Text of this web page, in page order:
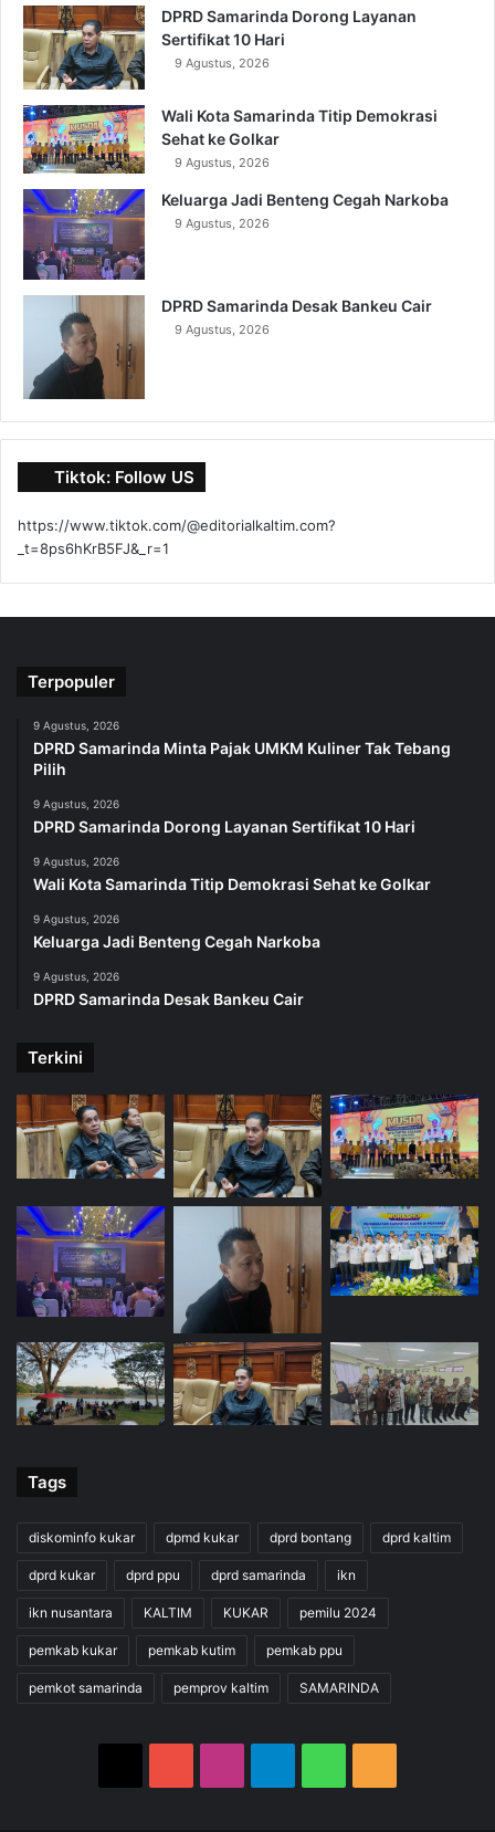
DPRD Samarinda Dorong Layanan
Sertifikat 10 Hari
9 Agustus, 2026
Wali Kota Samarinda Titip Demokrasi
Sehat ke Golkar
9 Agustus, 2026
Keluarga Jadi Benteng Cegah Narkoba
9 Agustus, 2026
DPRD Samarinda Desak Bankeu Cair
9 Agustus, 2026
Tiktok: Follow US
https://www.tiktok.com/@editorialkaltim.com?
_t=8ps6hKrB5FJ&_r=1
Terpopuler
9 Agustus, 2026
DPRD Samarinda Minta Pajak UMKM Kuliner Tak Tebang
Pilih
9 Agustus, 2026
DPRD Samarinda Dorong Layanan Sertifikat 10 Hari
9 Agustus, 2026
Wali Kota Samarinda Titip Demokrasi Sehat ke Golkar
9 Agustus, 2026
Keluarga Jadi Benteng Cegah Narkoba
9 Agustus, 2026
DPRD Samarinda Desak Bankeu Cair
Terkini
Tags
diskominfo kukar dpmd kukar dprd bontang dprd kaltim
dprd kukar dprd ppu dprd samarinda ikn
ikn nusantara KALTIM KUKAR pemilu 2024
pemkab kukar pemkab kutim pemkab ppu
pemkot samarinda pemprov kaltim SAMARINDA